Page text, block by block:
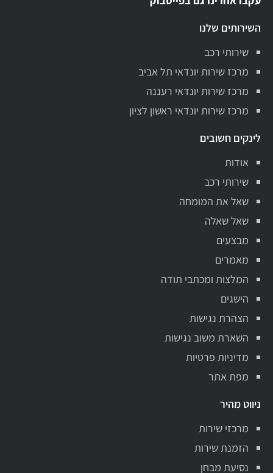
השירותים שלנו
שירותי רכב
מרכז שירות יונדאי תל אביב
מרכז שירות יונדאי רעננה
מרכז שירות יונדאי ראשון לציון
לינקים חשובים
אודות
שירותי רכב
שאל את המומחה
שאל שאלה
מבצעים
מאמרים
המלצות ומכתבי תודה
הישגים
הצהרת נגישות
השארת משוב נגישות
מדיניות פרטיות
מפת אתר
ניווט מהיר
מרכזי שירות
הזמנת שירות
נסיעת מבחן